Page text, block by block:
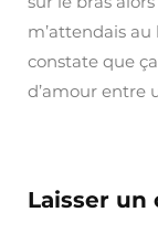
m’attendais
constate que
d’amour entre
Laisser un